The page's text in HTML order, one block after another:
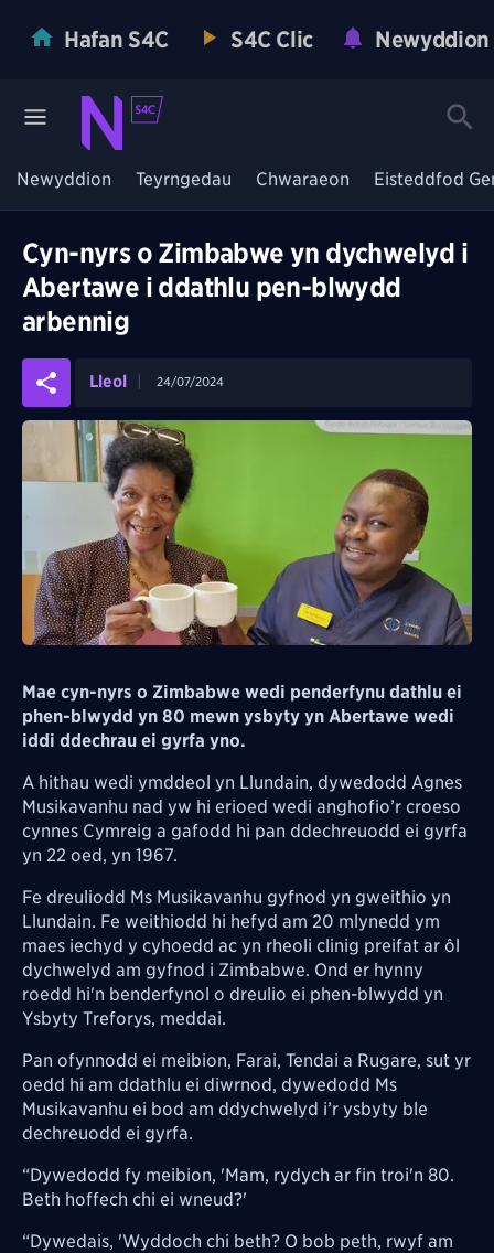
Hafan S4C S4C Clic Newyddion
Newyddion Teyrngedau Chwaraeon Eisteddfod
Cyn-nyrs o Zimbabwe yn dychwelyd i
Abertawe i ddathlu pen-blwydd
arbennig
Lleol 24/07/2024
Mae cyn-nyrs o Zimbabwe wedi penderfynu dathlu ei
phen-blwydd yn 80 mewn ysbyty yn Abertawe wedi
iddi ddechrau ei gyrfa yno.
A hithau wedi ymddeol yn Llundain, dywedodd Agnes
Musikavanhu nad yw hi erioed wedi anghofio’r croeso
cynnes Cymreig a gafodd hi pan ddechreuodd ei gyrfa
yn 22 oed, yn 1967.
Fe dreuliodd Ms Musikavanhu gyfnod yn gweithio yn
Llundain. Fe weithiodd hi hefyd am 20 mlynedd ym
maes iechyd y cyhoedd ac yn rheoli clinig preifat ar ôl
dychwelyd am gyfnod i Zimbabwe. Ond er hynny
roedd hi'n benderfynol o dreulio ei phen-blwydd yn
Ysbyty Treforys, meddai.
Pan ofynnodd ei meibion, Farai, Tendai a Rugare, sut yr
oedd hi am ddathlu ei diwrnod, dywedodd Ms
Musikavanhu ei bod am ddychwelyd i’r ysbyty ble
dechreuodd ei gyrfa.
“Dywedodd fy meibion, 'Mam, rydych ar fin troi'n 80.
Beth hoffech chi ei wneud?'
“Dywedais, 'Wyddoch chi beth? O bob peth, rwyf am